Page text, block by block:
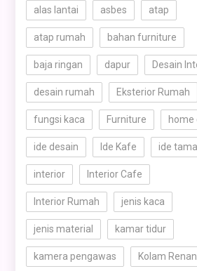
alas lantai asbes atap
atap rumah bahan furniture
baja ringan dapur Desain
desain rumah Eksterior Rumah
fungsi kaca Furniture home
ide desain Ide Kafe ide
interior Interior Cafe
Interior Rumah jenis kaca
jenis material kamar tidur
kamera pengawas Kolam